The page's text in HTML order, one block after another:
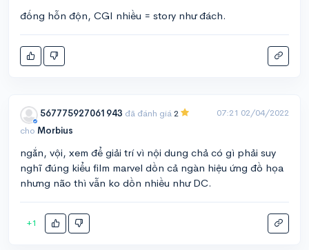
đống hỗn độn, CGI nhiều = story như đách.
567775927061943 đã đánh giá2
cho Morbius
07:21 02/04/2022
ngắn, vội, xem để giải trí vì nội dung chả có gì phải suy
nghĩ đúng kiểu film marvel dồn cả ngàn hiệu ứng đồ họa
nhưng não thì vẫn ko dồn nhiều như DC.
+1